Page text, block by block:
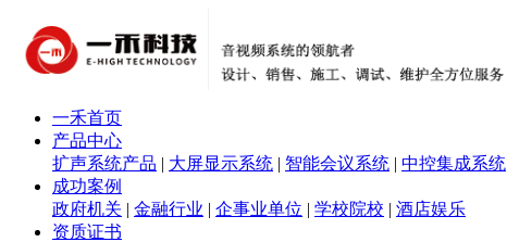
一禾首页
产品中心
扩声系统产品 | 大屏显示系统 | 智能会议系统 | 中控集成系统
成功案例
政府机关 | 金融行业 | 企事业单位 | 学校院校 | 酒店娱乐
资质证书